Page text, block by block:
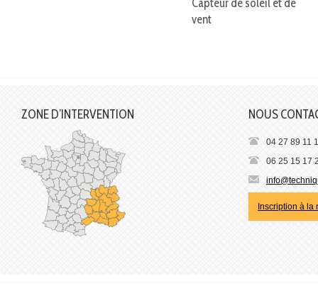
Capteur de soleil et de
vent
ZONE D’INTERVENTION NOUS
04 27 89 11
06 25 15 17
Inscription à la